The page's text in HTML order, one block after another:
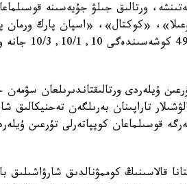
ورتالىق جىلۋ جۇيەسىنە
«كوكتال»، «اسپان پارك ورمان
ۇيلەردى ورتالىقتاندىرىلعان سۋمەن
تاراپىنان بەرىلگەن تەحنيكالىق
قوسىلماعان كوپپاتەرلى تۇرعىن
قالاسىنىڭ كوممۋنالدىق شارۋاشىلىق